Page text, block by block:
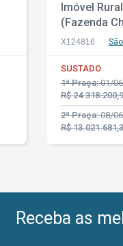
Imóvel
(Fazenda
Maximiano/
X124816
SUSTADO
1ª Praça:01/
R$
2ª Praça:08/
R$
Receba as